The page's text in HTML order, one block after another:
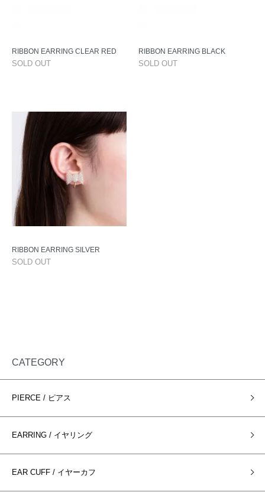
RIBBON EARRING CLEAR RED
SOLD OUT
RIBBON EARRING BLACK
SOLD OUT
RIBBON EARRING SILVER
SOLD OUT
CATEGORY
PIERCE / ピアス
EARRING / イヤリング
EAR CUFF / イヤーカフ